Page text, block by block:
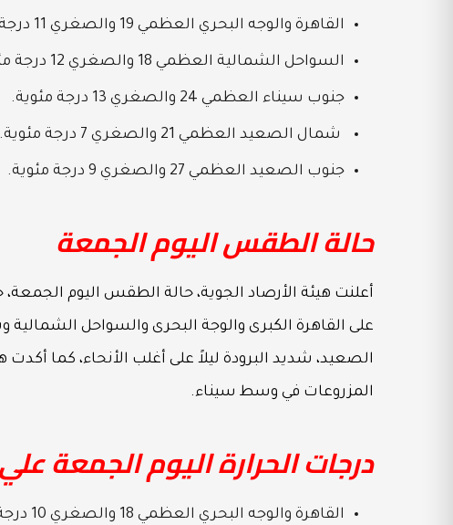
القاهرة والوجه البحري العظمي 19 والصغري 11 درجة مئوية.
السواحل الشمالية العظمي 18 والصغري 12 درجة مئوية.
جنوب سيناء العظمي 24 والصغري 13 درجة مئوية.
شمال الصعيد العظمي 21 والصغري 7 درجة مئوية.
جنوب الصعيد العظمي 27 والصغري 9 درجة مئوية.
حالة الطقس اليوم الجمعة
أعلنت هيئة الأرصاد الجوية، حالة الطقس اليوم
على القاهرة الكبرى والوجة البحرى والسواحل
الصعيد، شديد البرودة ليلاً على أغلب الأنحاء، كما
المزروعات في وسط سيناء.
درجات الحرارة اليوم الجمعة
القاهرة والوجه البحري العظمي 18 والصغري 10 درجة مئوية.